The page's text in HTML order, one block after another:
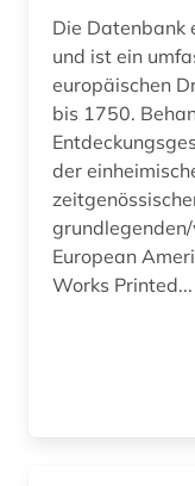
Die Datenbank
und ist ein
europäischen
bis 1750.
der
European
Works Printed...